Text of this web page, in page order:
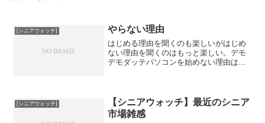
[シニアウォッチ] やらない理由
はじめる理由を聞くのも楽しいがはじめ
ない理由を聞くのはもっと楽しい。デモ
デモダッテパソコンを始めない理由は
し この年だし 面倒だし...
[シニアウォッチ]
【シニアウォッチ】最近のシニア
市場雑感